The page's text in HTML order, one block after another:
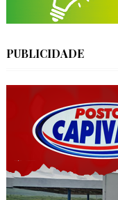
PUBLICIDADE